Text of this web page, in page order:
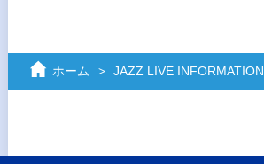
ホーム JAZZ LIVE INFORMATION